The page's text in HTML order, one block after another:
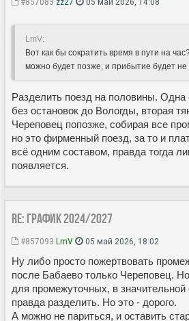
LmV:
Вот как бы сократить время в пути на
можно будет позже, и прибытие будет
Разделить поезд на половины.
без остановок до Вологды, вторая
Череповец попозже, собирая все
но это фирменный поезд, за то и
всё одним составом, правда тогда
появляется.
Re: ГРАФИК 2024/2027
#857093 LmV 05 май 2026, 18:02
Ну либо просто пожертвовать
после Бабаево только Череповец.
для промежуточных, в значительной
правда разделить. Но это - дорого.
А можно не париться, и оставить